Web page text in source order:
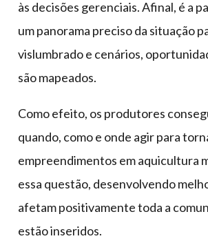
às decisões gerenciais. Afinal, é a
um panorama preciso da situação
vislumbrado e cenários,
são mapeados.
Como efeito, os produtores
quando, como e onde agir para
empreendimentos em aquicultura
essa questão, desenvolvendo
afetam positivamente toda a
estão inseridos.